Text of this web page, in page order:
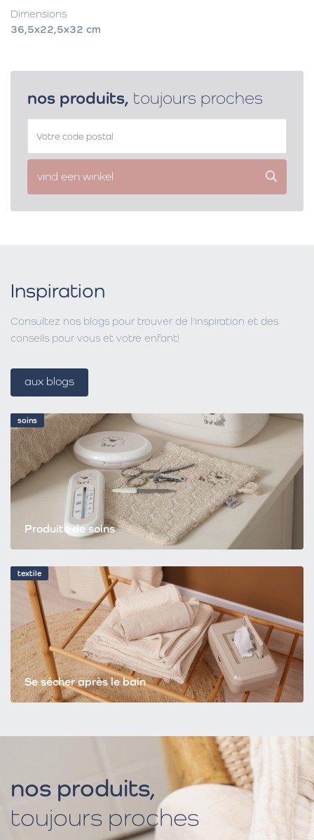
Dimensions
36,5x22,5x32 cm
nos produits, toujours proches
vind een winkel
soins
Produits de soins
textile
Se sécher après le bain
Inspiration
Consultez nos blogs pour trouver de l'inspiration et des
conseils pour vous et votre enfant!
aux blogs
nos produits,
toujours proches